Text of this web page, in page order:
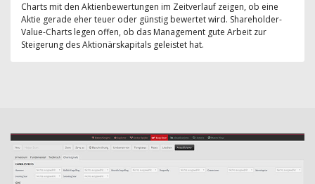
Charts mit den Aktienbewertungen im Zeitverlauf zeigen, ob eine
Aktie gerade eher teuer oder günstig bewertet wird. Shareholder-
Value-Charts legen offen, ob das Management gute Arbeit zur
Steigerung des Aktionärskapitals geleistet hat.